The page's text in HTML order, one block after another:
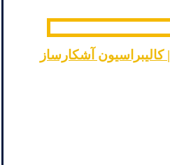
کالیبراسیون دتکتور H2S | کالیبراسیون آشکارساز